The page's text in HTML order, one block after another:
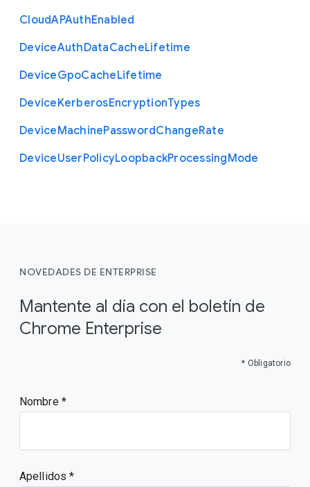
CloudAPAuthEnabled
DeviceAuthDataCacheLifetime
DeviceGpoCacheLifetime
DeviceKerberosEncryptionTypes
DeviceMachinePasswordChangeRate
DeviceUserPolicyLoopbackProcessingMode
NOVEDADES DE ENTERPRISE
Mantente al día con el boletín de
Chrome Enterprise
* Obligatorio
Nombre
Apellidos